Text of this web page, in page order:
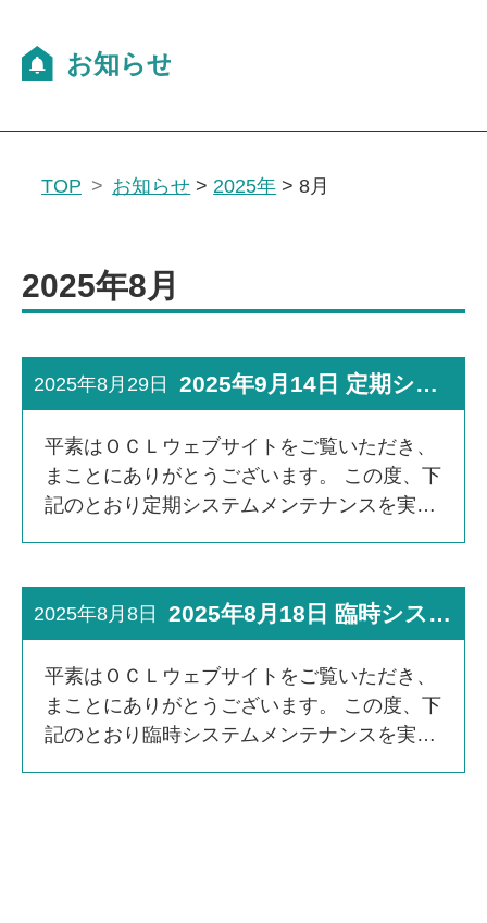
TOP お知らせ > 2025年 >8月
2025年8月
2025年8月29日 2025年9月14日 定期システムメンテナンス実施のお知らせ
平素はＯＣＬウェブサイトをご覧いただき、
まことにありがとうございます。 この度、下
記のとおり定期システムメンテナンスを実施
す。 ■メンテナン […]
2025年8月8日
2025年8月18日 臨時システムメンテナンス実施のお知らせ
平素はＯＣＬウェブサイトをご覧いただき、
まことにありがとうございます。 この度、下
記のとおり臨時システムメンテナンスを実施